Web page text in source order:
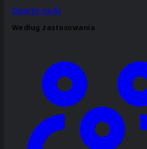
Oparte na AI
Według zastosowania